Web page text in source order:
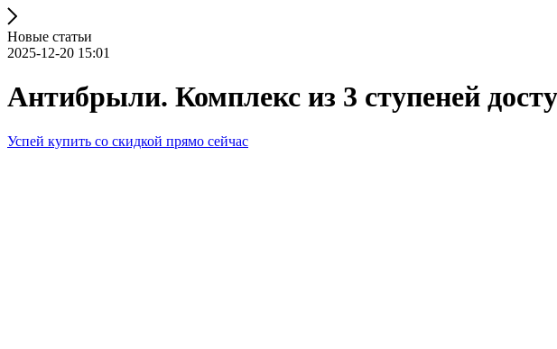
Новые статьи
2025-12-20 15:01
Антибрыли. Комплекс из 3 ступеней
Успей купить со скидкой прямо сейчас